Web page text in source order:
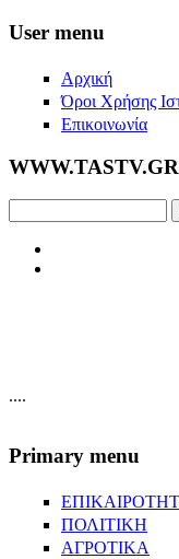
Skip to main content
User menu
Αρχική
Όροι Χρήσης
Επικοινωνία
WWW.TASTV.GR
....
Primary menu
ΠΟΛΙΤΙΚΗ
ΑΓΡΟΤΙΚΑ